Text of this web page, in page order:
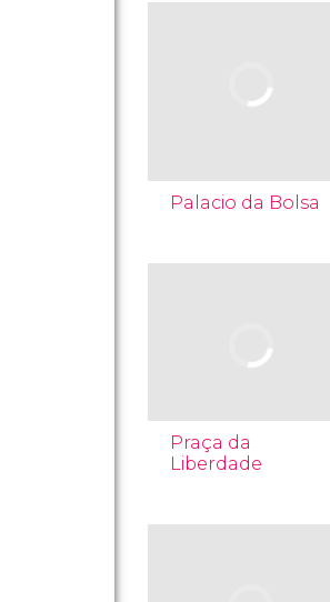
Palacio da Bolsa
Praça da
Liberdade